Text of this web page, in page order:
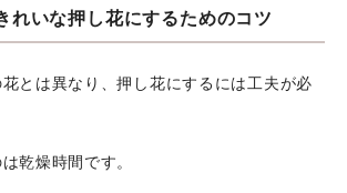
れいな押し花にするためのコツ
とは異なり、押し花にするには工夫が必
乾燥時間です。